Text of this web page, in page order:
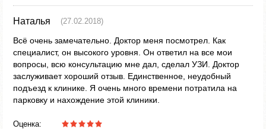
Наталья (27.02.2018)
Всё очень замечательно. Доктор меня посмотрел. Как
специалист, он высокого уровня. Он ответил на все мои
вопросы, всю консультацию мне дал, сделал УЗИ. Доктор
заслуживает хороший отзыв. Единственное, неудобный
подъезд к клинике. Я очень много времени потратила на
парковку и нахождение этой клиники.
Оценка: